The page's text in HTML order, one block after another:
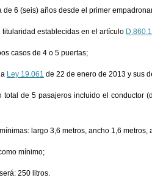
de 6 (seis) años desde el primer
establecidas en el artículo
casos de 4 o 5 puertas;
Ley 19.061 de 22 de enero de 2013 y sus
de 5 pasajeros incluido el conductor
largo 3,6 metros, ancho 1,6 metros,
mínimo;
250 litros.